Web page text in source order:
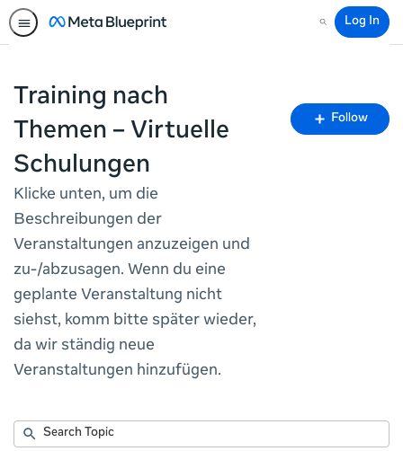
Search
Log In
Training nach
Themen – Virtuelle
Schulungen
Klicke unten, um die
Beschreibungen der
Veranstaltungen anzuzeigen und
zu-/abzusagen. Wenn du eine
geplante Veranstaltung nicht
siehst, komm bitte später wieder,
da wir ständig neue
Veranstaltungen hinzufügen.
Follow
No
Search
Submit